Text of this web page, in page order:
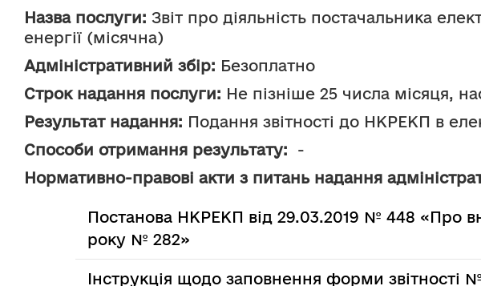
Назва послуги: Звіт про діяльність постачальника
енергії (місячна)
Адміністративний збір: Безоплатно
Строк надання послуги: Не пізніше 25 числа місяця,
Результат надання: Подання звітності до НКРЕКП в
Способи отримання результату:
  -
Нормативно-правові акти з питань надання
Постанова НКРЕКП від 29.03.2019 № 448 «Про
року № 282»
Інструкція щодо заповнення форми звітності